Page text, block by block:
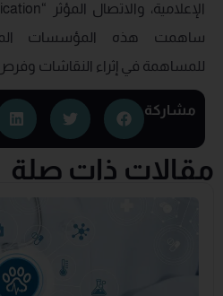
ساهمت هذه المؤسسات
للمساهمة في إثراء النقاشات
مشاركة
مقالات ذات صلة